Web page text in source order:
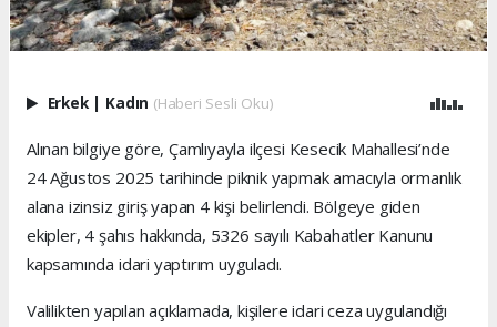
Erkek Kadın (Haberi Sesli Oku)
Alınan bilgiye göre, Çamlıyayla ilçesi Kesecik Mahallesi’nde
24 Ağustos 2025 tarihinde piknik yapmak amacıyla ormanlık
alana izinsiz giriş yapan 4 kişi belirlendi. Bölgeye giden
ekipler, 4 şahıs hakkında, 5326 sayılı Kabahatler Kanunu
kapsamında idari yaptırım uyguladı.
Valilikten yapılan açıklamada, kişilere idari ceza uygulandığı